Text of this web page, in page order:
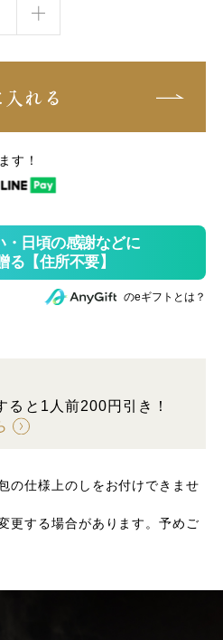
れる
す！
のeギフトとは？
ると1人前200円引き！
の仕様上のしをお付けできませ
更する場合があります。予めご